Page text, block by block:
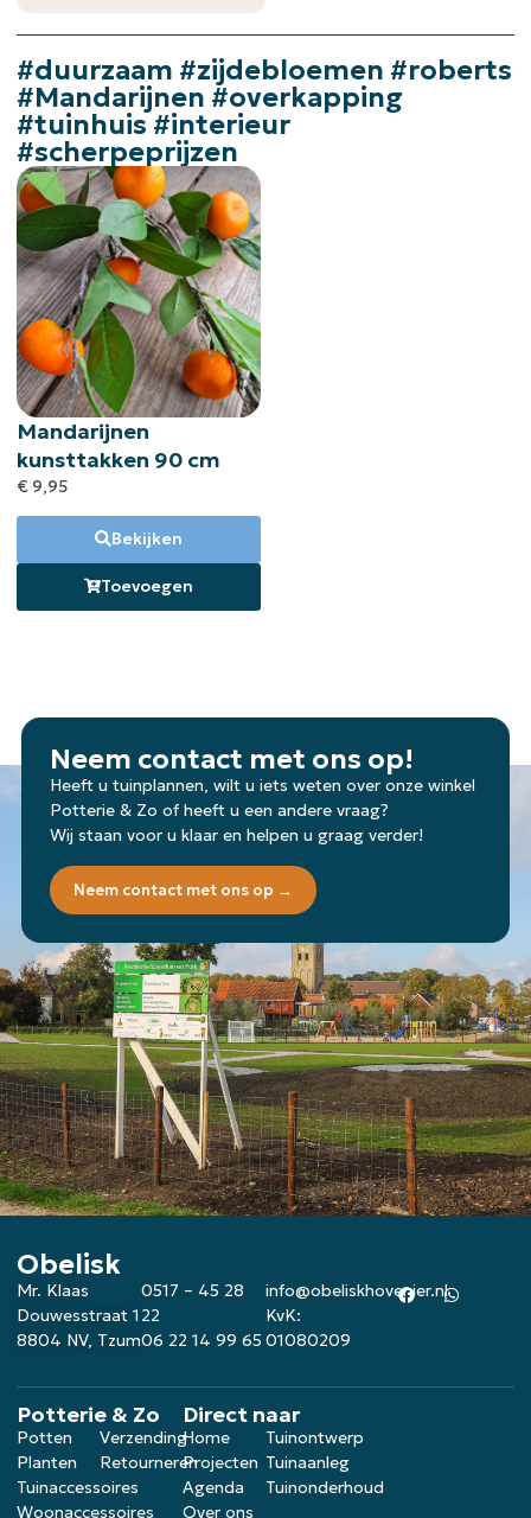
#duurzaam #zijdebloemen #roberts
#Mandarijnen #overkapping
#tuinhuis #interieur
#scherpeprijzen
Mandarijnen
kunsttakken 90 cm
€ 9,95
Bekijken
Toevoegen
Neem contact met ons op!
Heeft u tuinplannen, wilt u iets weten over onze winkel
Potterie & Zo of heeft u een andere vraag?
Wij staan voor u klaar en helpen u graag verder!
Neem contact met ons op →
Obelisk
Mr. Klaas
Douwesstraat 1
8804 NV, Tzum
0517 – 45 28
22
06 22 14 99 65
info@obeliskhovenier.nl
KvK:
01080209
Potterie & Zo
Potten
Planten
Tuinaccessoires
Woonaccessoires
Verzending
Retourneren
Direct naar
Home
Projecten
Agenda
Over ons
Tuinontwerp
Tuinaanleg
Tuinonderhoud